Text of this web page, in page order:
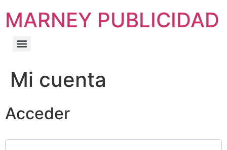
MARNEY PUBLICIDAD
Mi cuenta
Acceder